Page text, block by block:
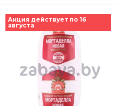
Акция действует по 16
августа